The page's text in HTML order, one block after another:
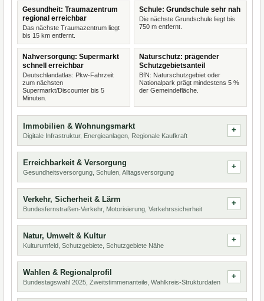
Gesundheit: Traumazentrum
regional erreichbar
Das nächste Traumazentrum liegt
bis 15 km entfernt.
Schule: Grundschule sehr nah
Die nächste Grundschule liegt bis
750 m entfernt.
Nahversorgung: Supermarkt
schnell erreichbar
Deutschlandatlas: Pkw-Fahrzeit
zum nächsten
Supermarkt/Discounter bis 5
Minuten.
Naturschutz: prägender
Schutzgebietsanteil
BfN: Naturschutzgebiet oder
Nationalpark prägt mindestens 5 %
der Gemeindefläche.
Immobilien & Wohnungsmarkt
Digitale Infrastruktur, Energieanlagen, Regionale Kaufkraft
Erreichbarkeit & Versorgung
Gesundheitsversorgung, Schulen, Alltagsversorgung
Verkehr, Sicherheit & Lärm
Bundesfernstraßen-Verkehr, Motorisierung, Verkehrssicherheit
Natur, Umwelt & Kultur
Kulturumfeld, Schutzgebiete, Schutzgebiete Nähe
Wahlen & Regionalprofil
Bundestagswahl 2025, Zweitstimmenanteile, Wahlkreis-Strukturdaten